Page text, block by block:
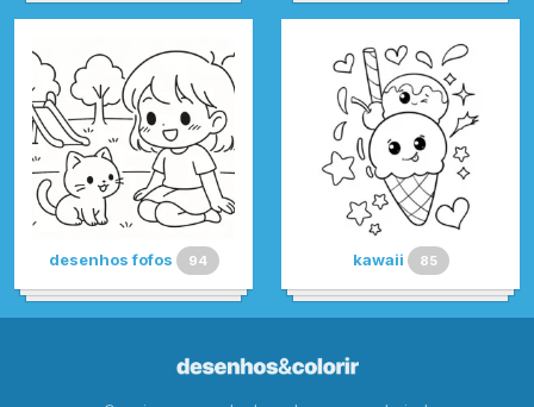
desenhos fofos 94 kawaii 85